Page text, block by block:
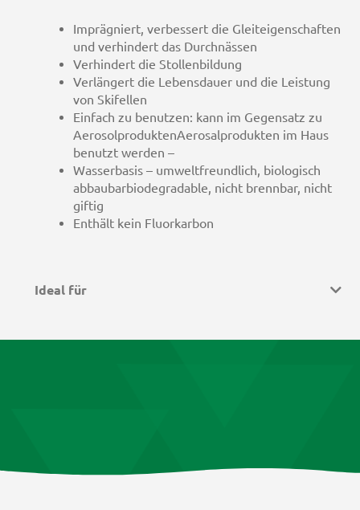
Imprägniert, verbessert die Gleiteigenschaften
und verhindert das Durchnässen
Verhindert die Stollenbildung
Verlängert die Lebensdauer und die Leistung
von Skifellen
Einfach zu benutzen: kann im Gegensatz zu
AerosolproduktenAerosalprodukten im Haus
benutzt werden –
Wasserbasis – umweltfreundlich, biologisch
abbaubarbiodegradable, nicht brennbar, nicht
giftig
Enthält kein Fluorkarbon
Ideal für